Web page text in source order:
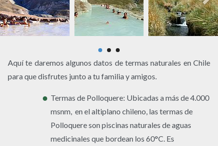
Aquí te daremos algunos datos de termas naturales en Chile
para que disfrutes junto a tu familia y amigos.
Termas de Polloquere: Ubicadas a más de 4.000
msnm, en el altiplano chileno, las termas de
Polloquere son piscinas naturales de aguas
medicinales que bordean los 60°C. Es